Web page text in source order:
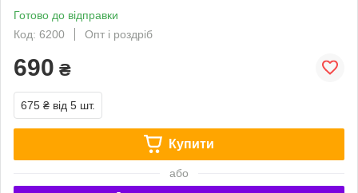
Готово до відправки
Код: 6200
Опт і роздріб
690 ₴
675 ₴ від 5 шт.
Купити
або